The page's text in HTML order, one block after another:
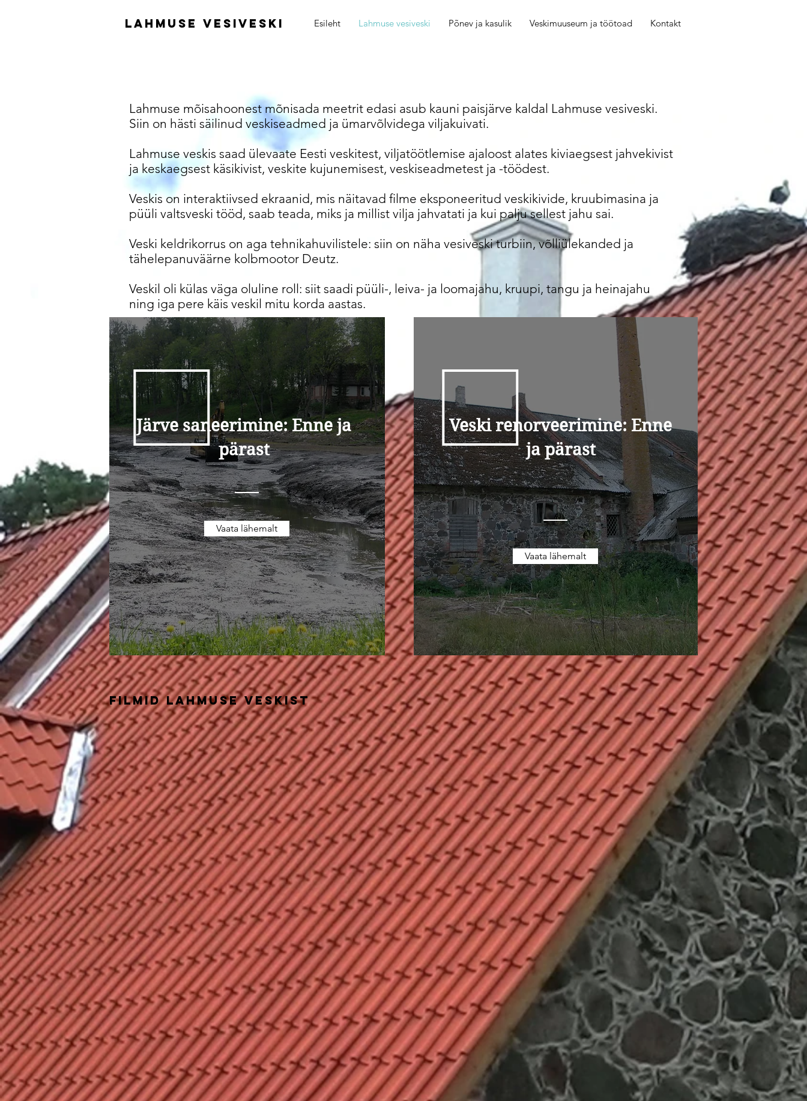
Lahmuse vesiveski Esileht Lahmuse vesiveski Põnev ja kasulik Veskimuuseum ja töötoad Kontakt
Lahmuse mõisahoonest mõnisada meetrit edasi asub kauni paisjärve kaldal Lahmuse vesiveski.
Siin on hästi säilinud veskiseadmed ja ümarvõlvidega viljakuivati.
Lahmuse veskis saad ülevaate Eesti veskitest, viljatöötlemise ajaloost alates kiviaegsest jahvekivist
ja keskaegsest käsikivist, veskite kujunemisest, veskiseadmetest ja -töödest.
Veskis on interaktiivsed ekraanid, mis näitavad filme eksponeeritud veskikivide, kruubimasina ja
püüli valtsveski tööd, saab teada, miks ja millist vilja jahvatati ja kui palju sellest jahu sai.
Veski keldrikorrus on aga tehnikahuvilistele: siin on näha vesiveski turbiin, võlliülekanded ja
tähelepanuväärne kolbmootor Deutz.
Veskil oli külas väga oluline roll: siit saadi püüli-, leiva- ja loomajahu, kruupi, tangu ja heinajahu
ning iga pere käis veskil mitu korda aastas.
Järve saneerimine: Enne ja
pärast
Vaata lähemalt
Veski renorveerimine: Enne
ja pärast
Vaata lähemalt
FILMid lahmuse veskist